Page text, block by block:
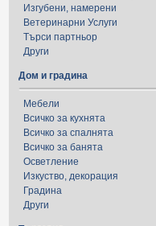
Изгубени, намерени
Ветеринарни Услуги
Търси партньор
Други
Дом и градина
Мебели
Всичко за кухнята
Всичко за спалнята
Всичко за банята
Осветление
Изкуство, декорация
Градина
Други